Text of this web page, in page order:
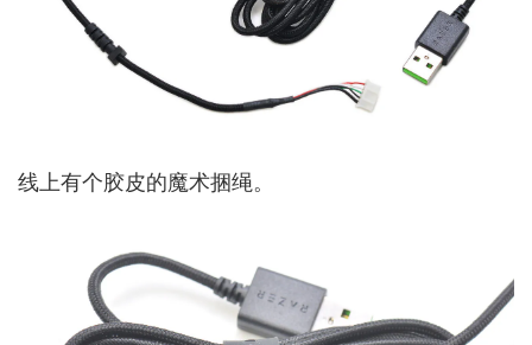
线上有个胶皮的魔术捆绳。